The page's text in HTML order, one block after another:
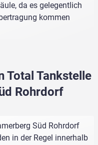
da es gelegentlich
kommen
Total Tankstelle
Rohrdorf
Süd Rohrdorf
in der Regel innerhalb